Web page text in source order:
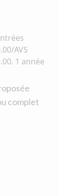
AVS
1 année
complet